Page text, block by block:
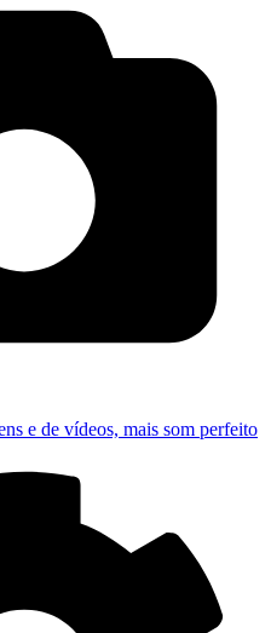
e de vídeos, mais som perfeito